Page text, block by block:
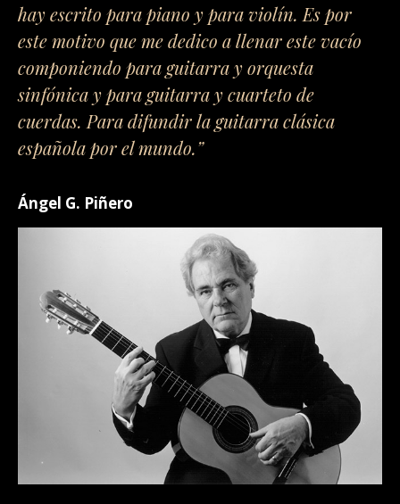
hay escrito para piano y para violín. Es por
este motivo que me dedico a llenar este vacío
componiendo para guitarra y orquesta
sinfónica y para guitarra y cuarteto de
cuerdas. Para difundir la guitarra clásica
española por el mundo.”
Ángel G. Piñero